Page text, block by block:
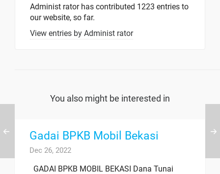
Administ ratorhas contributed 1223 entries to
our website, so far.
View entries by Administ rator
You also might be interested in
Gadai BPKB Mobil Bekasi
Dec 26, 2022
GADAI BPKB MOBIL BEKASI Dana Tunai